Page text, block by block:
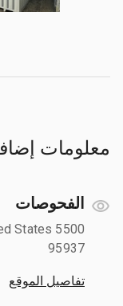
معلومات
الفحوصات
States
95937
تفاصيل الموقع